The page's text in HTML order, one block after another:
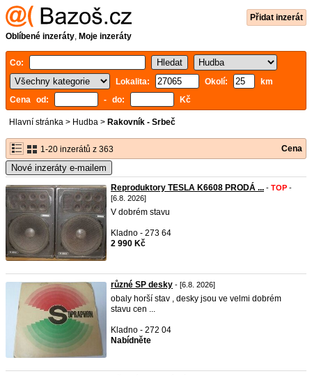
Přidat inzerát
Oblíbené inzeráty, Moje inzeráty
Co:
Lokalita:
Okolí:
km
Cena od:
- do: Kč
Hlavní stránka > Hudba > Rakovník - Srbeč
1-20 inzerátů z 363 Cena
Nové inzeráty e-mailem
Reproduktory TESLA K6608 PRODÁ ... - TOP -
[6.8. 2026]
V dobrém stavu
Kladno - 273 64
2 990 Kč
různé SP desky - [6.8. 2026]
obaly horší stav , desky jsou ve velmi dobrém
stavu cen ...
Kladno - 272 04
Nabídněte